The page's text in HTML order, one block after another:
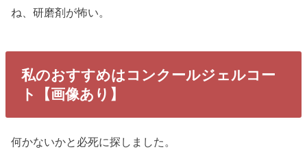
ね、研磨剤が怖い。
私のおすすめはコンクールジェルコー
ト【画像あり】
何かないかと必死に探しました。